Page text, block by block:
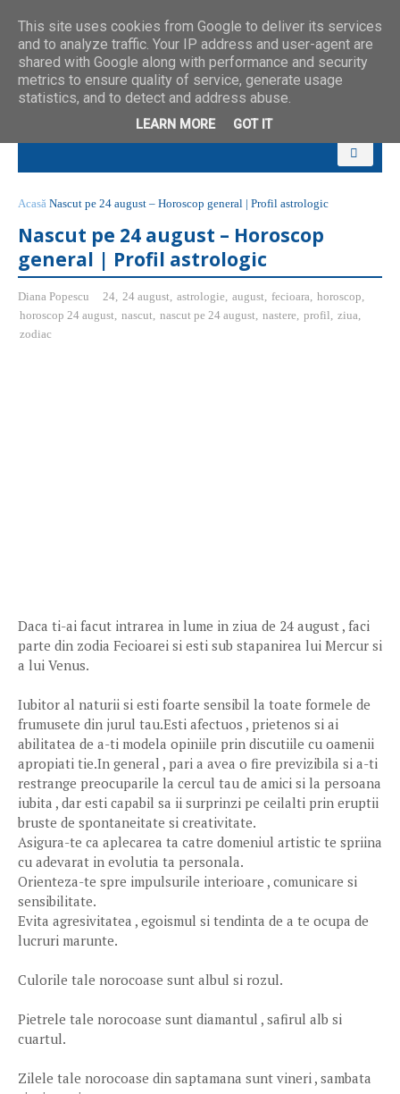
Acasă Nascut pe 24 august – Horoscop general | Profil astrologic
Nascut pe 24 august – Horoscop
general | Profil astrologic
Diana Popescu 24, 24 august, astrologie, august, fecioara, horoscop,
horoscop 24 august, nascut, nascut pe 24 august, nastere, profil, ziua,
zodiac
Daca ti-ai facut intrarea in lume in ziua de 24 august , faci
parte din zodia Fecioarei si esti sub stapanirea lui Mercur si
a lui Venus.
Iubitor al naturii si esti foarte sensibil la toate formele de
frumusete din jurul tau.Esti afectuos , prietenos si ai
abilitatea de a-ti modela opiniile prin discutiile cu oamenii
apropiati tie.In general , pari a avea o fire previzibila si a-ti
restrange preocuparile la cercul tau de amici si la persoana
iubita , dar esti capabil sa ii surprinzi pe ceilalti prin eruptii
bruste de spontaneitate si creativitate.
Asigura-te ca aplecarea ta catre domeniul artistic te spriina
cu adevarat in evolutia ta personala.
Orienteza-te spre impulsurile interioare , comunicare si
sensibilitate.
Evita agresivitatea , egoismul si tendinta de a te ocupa de
lucruri marunte.
Culorile tale norocoase sunt albul si rozul.
Pietrele tale norocoase sunt diamantul , safirul alb si
cuartul.
Zilele tale norocoase din saptamana sunt vineri , sambata
This site uses cookies from Google to deliver its services
and to analyze traffic. Your IP address and user-agent are
shared with Google along with performance and security
metrics to ensure quality of service, generate usage
statistics, and to detect and address abuse.
LEARN MORE GOT IT